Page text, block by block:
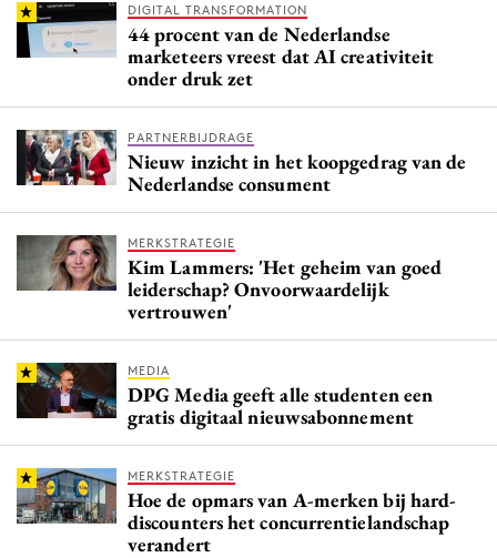
DIGITAL TRANSFORMATION
44 procent van de Nederlandse
marketeers vreest dat AI creativiteit
onder druk zet
PARTNERBIJDRAGE
Nieuw inzicht in het koopgedrag van de
Nederlandse consument
MERKSTRATEGIE
Kim Lammers: 'Het geheim van goed
leiderschap? Onvoorwaardelijk
vertrouwen'
MEDIA
DPG Media geeft alle studenten een
gratis digitaal nieuwsabonnement
MERKSTRATEGIE
Hoe de opmars van A-merken bij hard-
discounters het concurrentielandschap
verandert